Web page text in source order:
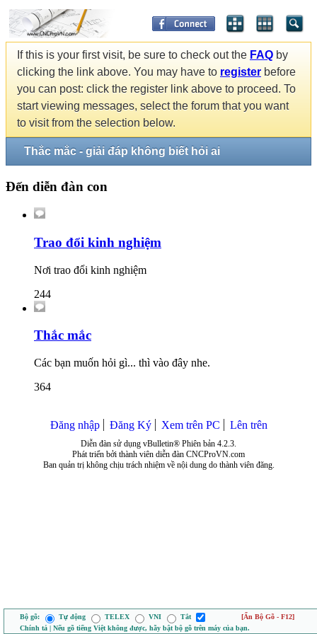
If this is your first visit, be sure to check out the FAQ by
clicking the link above. You may have to register before
you can post: click the register link above to proceed. To
start viewing messages, select the forum that you want
to visit from the selection below.
Thắc mắc - giải đáp không biết hỏi ai
Đến diễn đàn con
Trao đổi kinh nghiệm
Nơi trao đổi kinh nghiệm
244
Thắc mắc
Các bạn muốn hỏi gì... thì vào đây nhe.
364
Đăng nhập Đăng Ký Xem trên PC Lên trên
Diễn đàn sử dụng vBulletin® Phiên bản 4.2.3.
Phát triển bởi thành viên diễn đàn CNCProVN.com
Ban quản trị không chịu trách nhiệm về nội dung do thành viên đăng.
Bộ gõ: Tự động TELEX VNI Tắt
[Ẩn Bộ Gõ - F12]
Chính tả | Nếu gõ tiếng Việt không được, hãy bật bộ gõ trên máy của bạn.